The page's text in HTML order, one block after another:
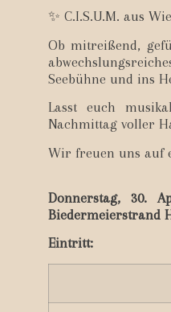
✨ C.I.S.U.M. aus
Ob mitreißend,
Seebühne und ins
Lasst euch
Nachmittag voller
Wir freuen uns auf
Donnerstag, 30.
Biedermeierstrand
Eintritt: